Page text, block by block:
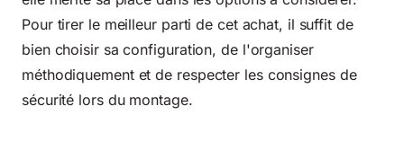
Pour tirer le meilleur parti de cet achat, il suffit de
bien choisir sa configuration, de l'organiser
méthodiquement et de respecter les consignes de
sécurité lors du montage.